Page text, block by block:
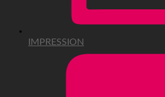
IMPRESSION